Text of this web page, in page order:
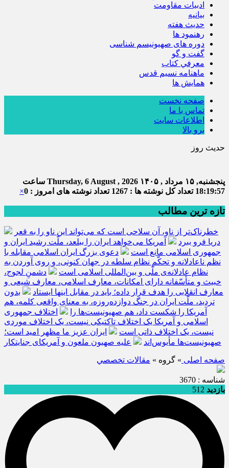
ادبيات مقاومت
بيانيه
حديث هفته
رهنمود ها
دوره های صهیونیسم شناسی
گفت و گو
معرفي كتاب
ماهنامه نسيم قدس
همايش ها
صفحه نخست
تماس با ما
اطلاعات سایت
برو بالا
حدیث روز
پنجشنبه, ۱۵ مرداد , ۱۴۰۵ Thursday, 6 August , 2026 ساعت
18:19:57 تعداد کل نوشته ها : 1267 تعداد نوشته های امروز : 0 ×
تازه ترین مطالب
خطرناک‌تر از ناو، آن سلاحی است که می‌تواند این ناو را به قعر
دریا فرو ببرد
آمریکا می‌خواهد ایران را ببلعد، ملّت رشید ایران و
جمهوری اسلامی مانع است
دعوی بزرگ ایران اسلامی مقابله با
نظم ناعادلانه و تحکّم نظام سلطه در جهان کنونی، و روی آوردن به
نظام عادلانه‌ی ملّی و بین‌المللی اسلامی است
دشمنِ لجوج،
خبیث و متأسّفانه دارای امکانات، معارف اسلامی، معارف شیعی و
معارف انقلابی را هدف قرار داده؛ باید در مقابل اینها ایستاد
بدون
تردید، ملّت ایران در جنگ دوازده‌روزه، به معنای واقعی کلمه، هم
آمریکا را شکست داد، هم صهیونیست‌ها را
اختلاف جمهوری
اسلامی و آمریکا یک اختلاف تاکتیکی نیست، یک اختلاف موردی
نیست، یک اختلاف ذاتی است
ایران عزیز ما مظهر امید است؛
صهیونیست‌ها مأیوس‌اند
علیه صهیون ملعون و آمریکای جنایتکار
صفحه اصلی » گروه » مقالات تخصصي
شناسه : 3670
بازدید 512